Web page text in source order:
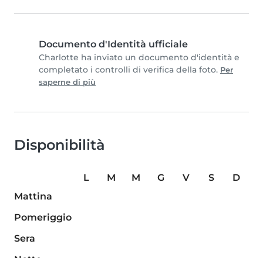
Documento d'Identità ufficiale
Charlotte ha inviato un documento d'identità e
completato i controlli di verifica della foto. Per
saperne di più
Disponibilità
L M M G V S
D
Mattina
Pomeriggio
Sera